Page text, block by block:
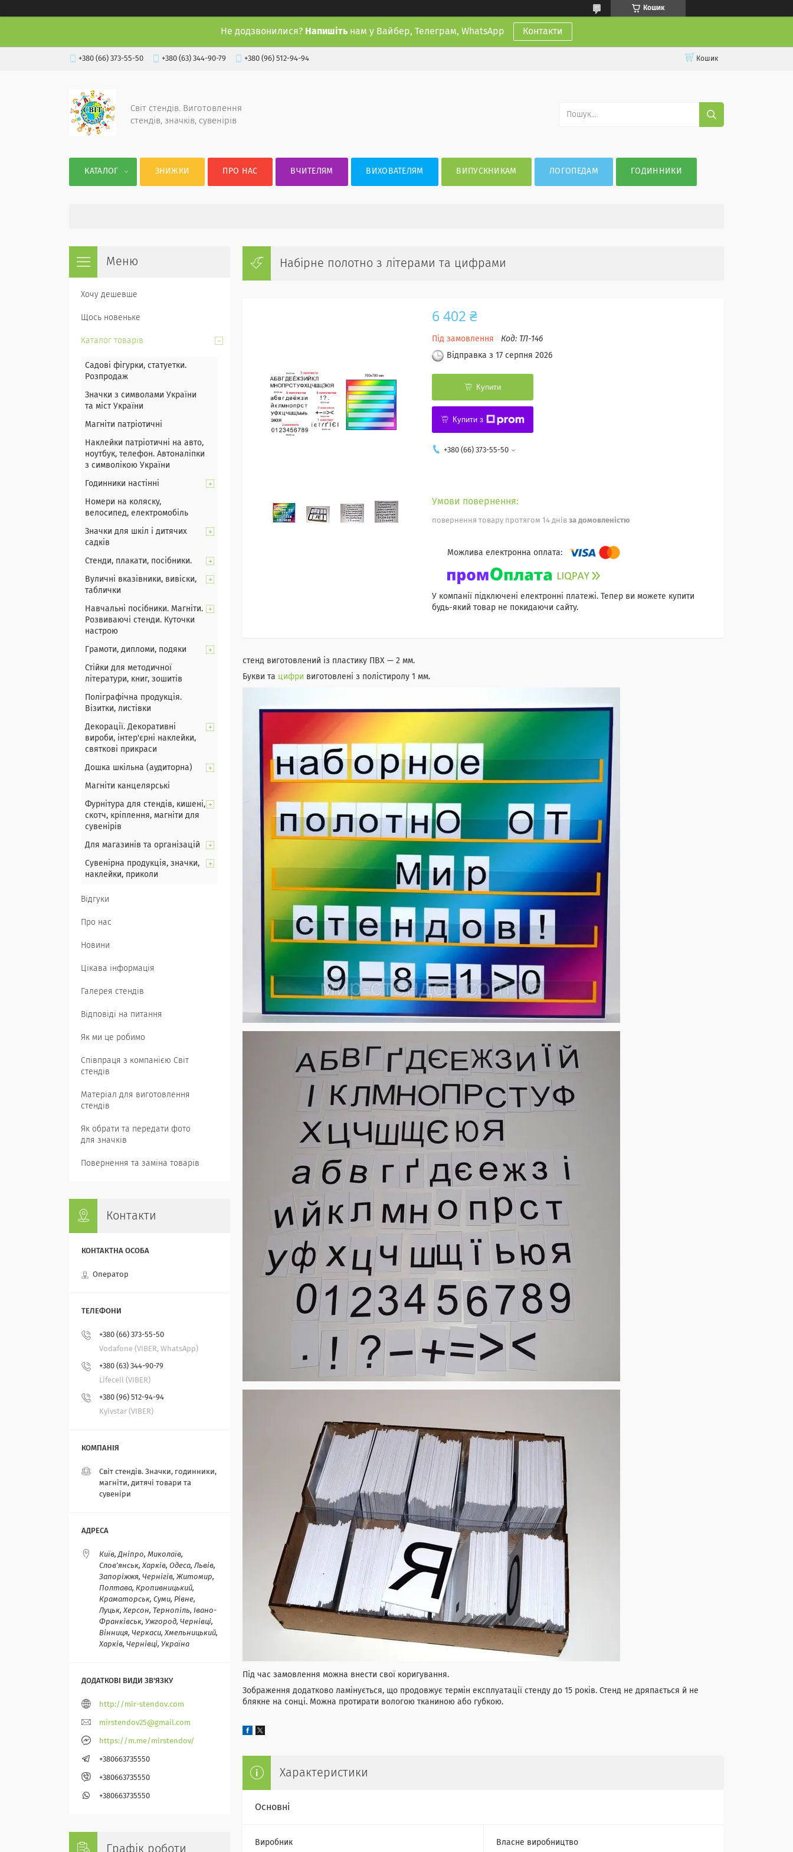
Кошик
Не додзвонилися? Напишіть нам у Вайбер, Телеграм, WhatsApp Контакти
+380 (66) 373-55-50 +380 (63) 344-90-79 +380 (96) 512-94-94 Кошик
Світ стендів. Виготовлення
стендів, значків, сувенірів
КАТАЛОГ ЗНИЖКИ ПРО НАС ВЧИТЕЛЯМ ВИХОВАТЕЛЯМ ВИПУСКНИКАМ ЛОГОПЕДАМ ГОДИННИКИ
Набірне полотно з літерами та цифрами
6 402 ₴
Під замовлення Код: ТЛ-146
Відправка з 17 серпня 2026
Купити
Купити з
+380 (66) 373-55-50
повернення товару протягом 14 днів за домовленістю
У компанії підключені електронні платежі. Тепер ви можете купити
будь-який товар не покидаючи сайту.
стенд виготовлений із пластику ПВХ — 2 мм.
Букви та цифри виготовлені з полістиролу 1 мм.
Під час замовлення можна внести свої коригування.
Зображення додатково ламінується, що продовжує термін експлуатації стенду до 15 років. Стенд не дряпається й не
блякне на сонці. Можна протирати вологою тканиною або губкою.
Характеристики
Основні
Виробник Власне виробництво
Хочу дешевше
Щось новеньке
Каталог товарів
Садові фігурки, статуетки.
Розпродаж
Значки з символами України
та міст України
Магніти патріотичні
Наклейки патріотичні на авто,
ноутбук, телефон. Автоналіпки
з символікою України
Годинники настінні
Номери на коляску,
велосипед, електромобіль
Значки для шкіл і дитячих
садків
Стенди, плакати, посібники.
Вуличні вказівники, вивіски,
таблички
Навчальні посібники. Магніти.
Розвиваючі стенди. Куточки
настрою
Грамоти, дипломи, подяки
Стійки для методичної
літератури, книг, зошитів
Поліграфічна продукція.
Візитки, листівки
Декорації. Декоративні
вироби, інтер'єрні наклейки,
святкові прикраси
Дошка шкільна (аудиторна)
Магніти канцелярські
Фурнітура для стендів, кишені,
скотч, кріплення, магніти для
сувенірів
Для магазинів та організацій
Сувенірна продукція, значки,
наклейки, приколи
Відгуки
Про нас
Новини
Цікава інформація
Галерея стендів
Відповіді на питання
Як ми це робимо
Співпраця з компанією Світ
стендів
Матеріал для виготовлення
стендів
Як обрати та передати фото
для значків
Повернення та заміна товарів
Контакти
Оператор
+380 (66) 373-55-50
Vodafone (VIBER, WhatsApp)
+380 (63) 344-90-79
Lifecell (VIBER)
+380 (96) 512-94-94
Kyivstar (VIBER)
Світ стендів. Значки, годинники,
магніти, дитячі товари та
сувеніри
Київ, Дніпро, Миколаїв,
Слов'янськ, Харків, Одеса, Львів,
Запоріжжя, Чернігів, Житомир,
Полтава, Кропивницький,
Краматорськ, Суми, Рівне,
Луцьк, Херсон, Тернопіль, Івано-
Франківськ, Ужгород, Чернівці,
Вінниця, Черкаси, Хмельницький,
Харків, Чернівці, Україна
http://mir-stendov.com
mirstendov25@gmail.com
https://m.me/mirstendov/
+380663735550
+380663735550
+380663735550
Графік роботи